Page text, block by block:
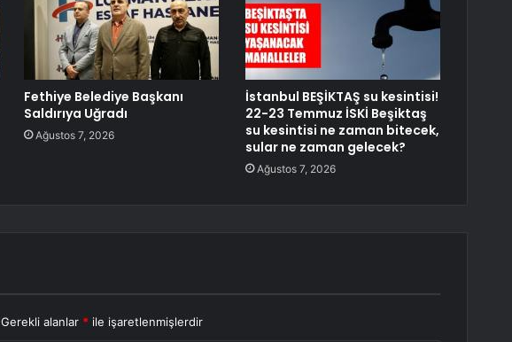
Fethiye Belediye Başkanı
Saldırıya Uğradı
Ağustos 7, 2026
İstanbul BEŞİKTAŞ su kesintisi!
22-23 Temmuz İSKİ Beşiktaş
su kesintisi ne zaman bitecek,
sular ne zaman gelecek?
Ağustos 7, 2026
Gerekli alanlar * ile işaretlenmişlerdir